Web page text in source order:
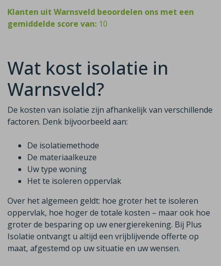
Klanten uit Warnsveld beoordelen ons met een
gemiddelde score van: 10
Wat kost isolatie in
Warnsveld?
De kosten van isolatie zijn afhankelijk van verschillende
factoren. Denk bijvoorbeeld aan:
De isolatiemethode
De materiaalkeuze
Uw type woning
Het te isoleren oppervlak
Over het algemeen geldt: hoe groter het te isoleren
oppervlak, hoe hoger de totale kosten – maar ook hoe
groter de besparing op uw energierekening. Bij Plus
Isolatie ontvangt u altijd een vrijblijvende offerte op
maat, afgestemd op uw situatie en uw wensen.